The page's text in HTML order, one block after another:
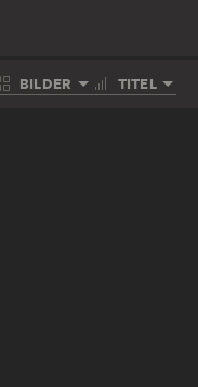
BILDER TITEL